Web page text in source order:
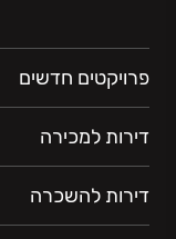
פרויקטים חדשים
דירות למכירה
דירות להשכרה